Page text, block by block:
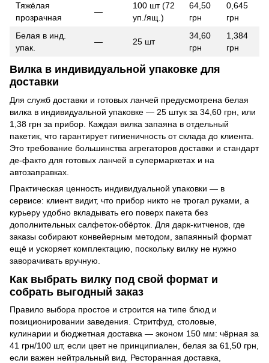
Тяжёлая
прозрачная
—
100 шт (72
уп./ящ.)
64,50
грн
0,645
грн
Белая в инд.
упак.
— 25 шт
34,60
грн
1,384
грн
Вилка в индивидуальной упаковке для
доставки
Для служб доставки и готовых ланчей предусмотрена белая
вилка в индивидуальной упаковке — 25 штук за 34,60 грн, или
1,38 грн за прибор. Каждая вилка запаяна в отдельный
пакетик, что гарантирует гигиеничность от склада до клиента.
Это требование большинства агрегаторов доставки и стандарт
де-факто для готовых ланчей в супермаркетах и на
автозаправках.
Практическая ценность индивидуальной упаковки — в
сервисе: клиент видит, что прибор никто не трогал руками, а
курьеру удобно вкладывать его поверх пакета без
дополнительных салфеток-обёрток. Для дарк-китченов, где
заказы собирают конвейерным методом, запаянный формат
ещё и ускоряет комплектацию, поскольку вилку не нужно
заворачивать вручную.
Как выбрать вилку под свой формат и
собрать выгодный заказ
Правило выбора простое и строится на типе блюд и
позиционировании заведения. Стритфуд, столовые,
кулинарии и бюджетная доставка — эконом 150 мм: чёрная за
41 грн/100 шт, если цвет не принципиален, белая за 61,50 грн,
если важен нейтральный вид. Ресторанная доставка,